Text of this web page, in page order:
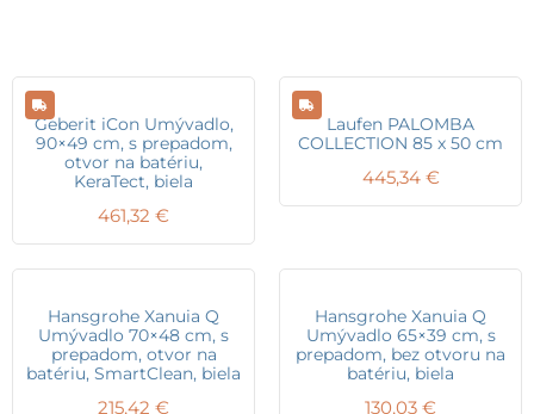
Geberit iCon Umývadlo,
90×49 cm, s prepadom,
otvor na batériu,
KeraTect, biela
461,32 €
Laufen PALOMBA
COLLECTION 85 x 50 cm
445,34 €
Hansgrohe Xanuia Q
Umývadlo 70×48 cm, s
prepadom, otvor na
batériu, SmartClean, biela
215,42 €
Hansgrohe Xanuia Q
Umývadlo 65×39 cm, s
prepadom, bez otvoru na
batériu, biela
130,03 €